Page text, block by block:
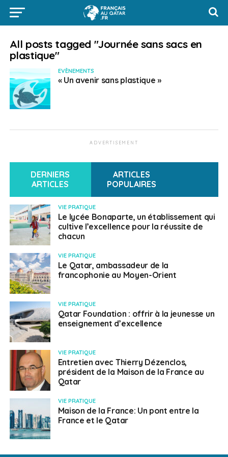
All posts tagged "Journée sans sacs en
plastique"
EVÈNEMENTS
« Un avenir sans plastique »
ADVERTISEMENT
DERNIERS
ARTICLES
ARTICLES
POPULAIRES
VIE PRATIQUE
Le lycée Bonaparte, un établissement qui
cultive l’excellence pour la réussite de
chacun
VIE PRATIQUE
Le Qatar, ambassadeur de la
francophonie au Moyen-Orient
VIE PRATIQUE
Qatar Foundation : offrir à la jeunesse un
enseignement d’excellence
VIE PRATIQUE
Entretien avec Thierry Dézenclos,
président de la Maison de la France au
Qatar
VIE PRATIQUE
Maison de la France: Un pont entre la
France et le Qatar